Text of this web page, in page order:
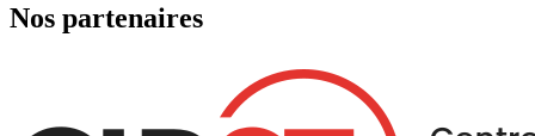
Nos partenaires